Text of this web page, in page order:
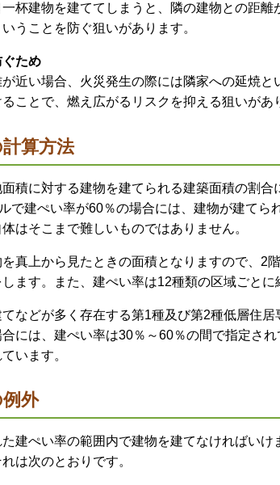
杯建物を建ててしまうと、隣の建物との距離
うことを防ぐ狙いがあります。
ため
近い場合、火災発生の際には隣家への延焼
ことで、燃え広がるリスクを抑える狙いがあ
算方法
積に対する建物を建てられる建築面積の割
で建ぺい率が60％の場合には、建物が建てら
はそこまで難しいものではありません。
真上から見たときの面積となりますので、2
ます。また、建ぺい率は12種類の区域ごとに
などが多く存在する第1種及び第2種低層住
には、建ぺい率は30％～60％の間で指定さ
います。
外
建ぺい率の範囲内で建物を建てなければい
は次のとおりです。